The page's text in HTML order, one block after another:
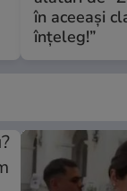
în aceeași
înțeleg!”